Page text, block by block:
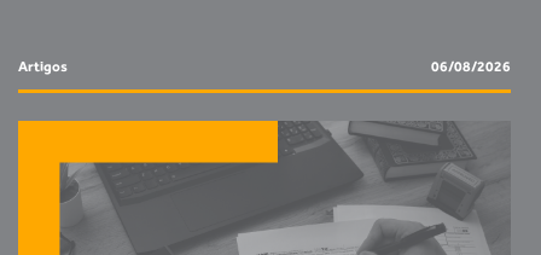
Artigos 06/08/2026